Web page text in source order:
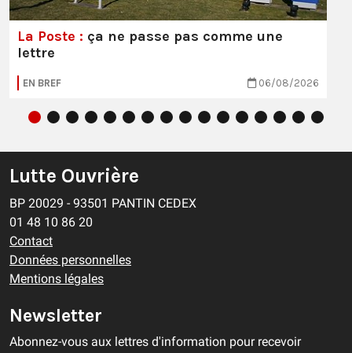
La Poste : ça ne passe pas comme une
lettre
EN BREF 06/08/2026
Lutte Ouvrière
BP 20029 - 93501 PANTIN CEDEX
01 48 10 86 20
Contact
Données personnelles
Mentions légales
Newsletter
Abonnez-vous aux lettres d'information pour recevoir